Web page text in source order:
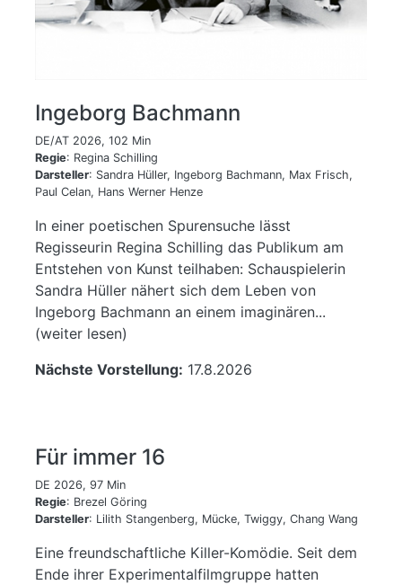
Ingeborg Bachmann
DE/AT 2026, 102 Min
Regie: Regina Schilling
Darsteller: Sandra Hüller, Ingeborg Bachmann, Max Frisch,
Paul Celan, Hans Werner Henze
In einer poetischen Spurensuche lässt
Regisseurin Regina Schilling das Publikum am
Entstehen von Kunst teilhaben: Schauspielerin
Sandra Hüller nähert sich dem Leben von
Ingeborg Bachmann an einem imaginären...
(weiter lesen)
Nächste Vorstellung: 17.8.2026
Für immer 16
DE 2026, 97 Min
Regie: Brezel Göring
Darsteller: Lilith Stangenberg, Mücke, Twiggy, Chang Wang
Eine freundschaftliche Killer-Komödie. Seit dem
Ende ihrer Experimentalfilmgruppe hatten